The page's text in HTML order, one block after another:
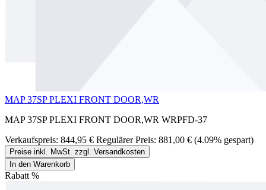
MAP 37SP PLEXI FRONT DOOR,WR
MAP 37SP PLEXI FRONT DOOR,WR WRPFD-37
Verkaufspreis: 844,95 € Regulärer Preis: 881,00 € (4.09% gespart)
Preise inkl. MwSt. zzgl. Versandkosten
In den Warenkorb
Rabatt %